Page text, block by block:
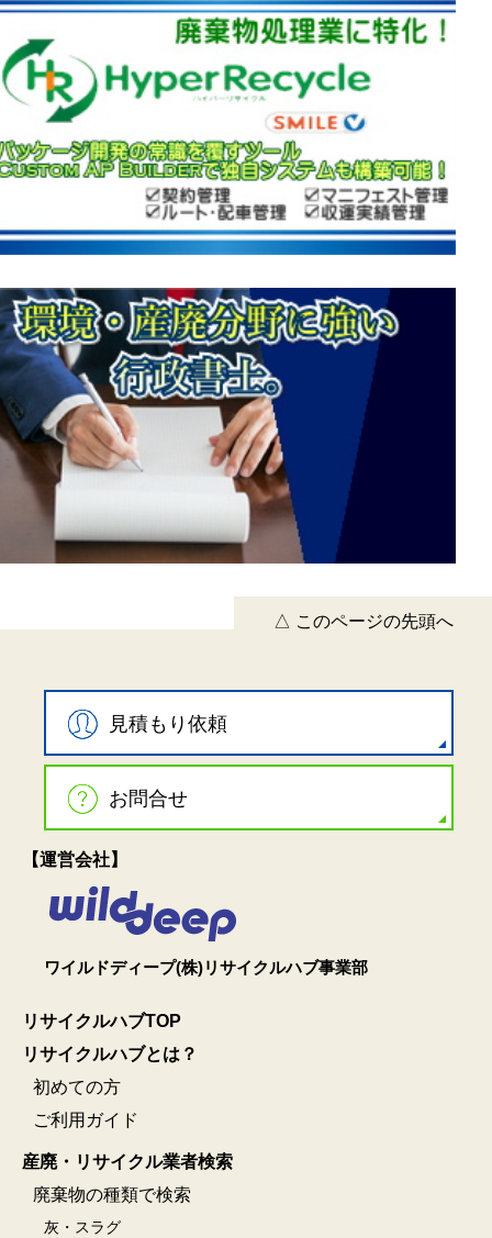
△ このページの先頭へ
見積もり依頼
お問合せ
【運営会社】
ワイルドディープ(株)リサイクルハブ事業部
リサイクルハブTOP
リサイクルハブとは？
初めての方
ご利用ガイド
産廃・リサイクル業者検索
廃棄物の種類で検索
灰・スラグ